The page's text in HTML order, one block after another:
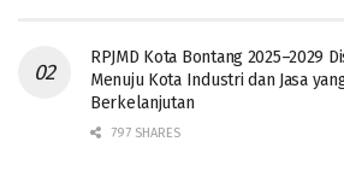
RPJMD Kota Bontang 2025–2029
Menuju Kota Industri dan Jasa
Berkelanjutan
797 SHARES